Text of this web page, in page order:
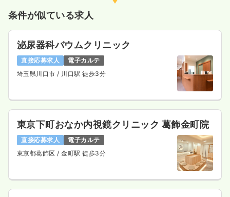
条件が似ている求人
泌尿器科バウムクリニック
直接応募求人
電子カルテ
埼玉県川口市/ 川口駅 徒歩3分
東京下町おなか内視鏡クリニック 葛飾金町院
直接応募求人
電子カルテ
東京都葛飾区/ 金町駅 徒歩3分